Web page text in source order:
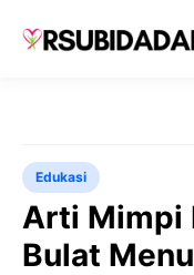
Edukasi
Arti Mimpi
Bulat